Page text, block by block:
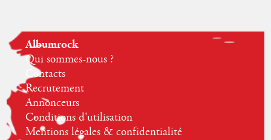
Albumrock
Qui sommes-nous ?
Contacts
Recrutement
Annonceurs
Conditions d'utilisation
Mentions légales & confidentialité